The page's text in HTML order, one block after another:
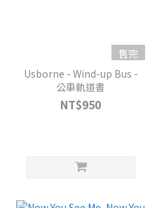
售完
Usborne - Wind-up Bus -
公車軌道書
NT$950